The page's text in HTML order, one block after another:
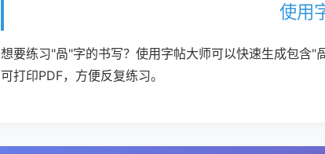
使用
想要练习"咼"字的书写？使用字帖大师可以快速生成包含
可打印PDF，方便反复练习。